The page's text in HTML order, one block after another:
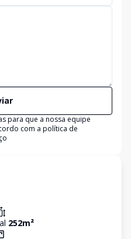
para que a nossa equipe
com a política de
252m²